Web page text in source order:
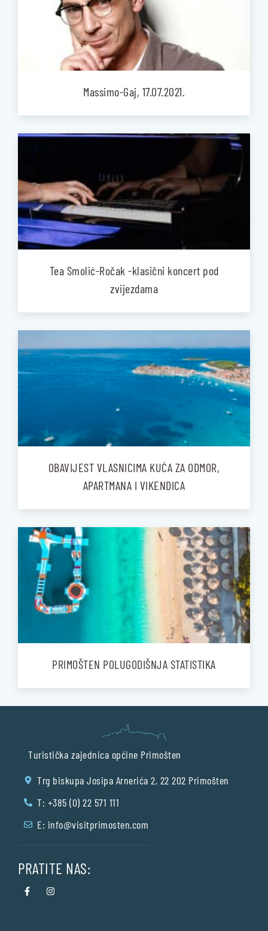
Massimo-Gaj, 17.07.2021.
Tea Smolić-Ročak -klasični koncert pod
zvijezdama
OBAVIJEST VLASNICIMA KUĆA ZA ODMOR,
APARTMANA I VIKENDICA
PRIMOŠTEN POLUGODIŠNJA STATISTIKA
Turistička zajednica općine Primošten
Trg biskupa Josipa Arnerića 2, 22 202 Primošten
T: +385 (0) 22 571 111
E: info@visitprimosten.com
PRATITE NAS: